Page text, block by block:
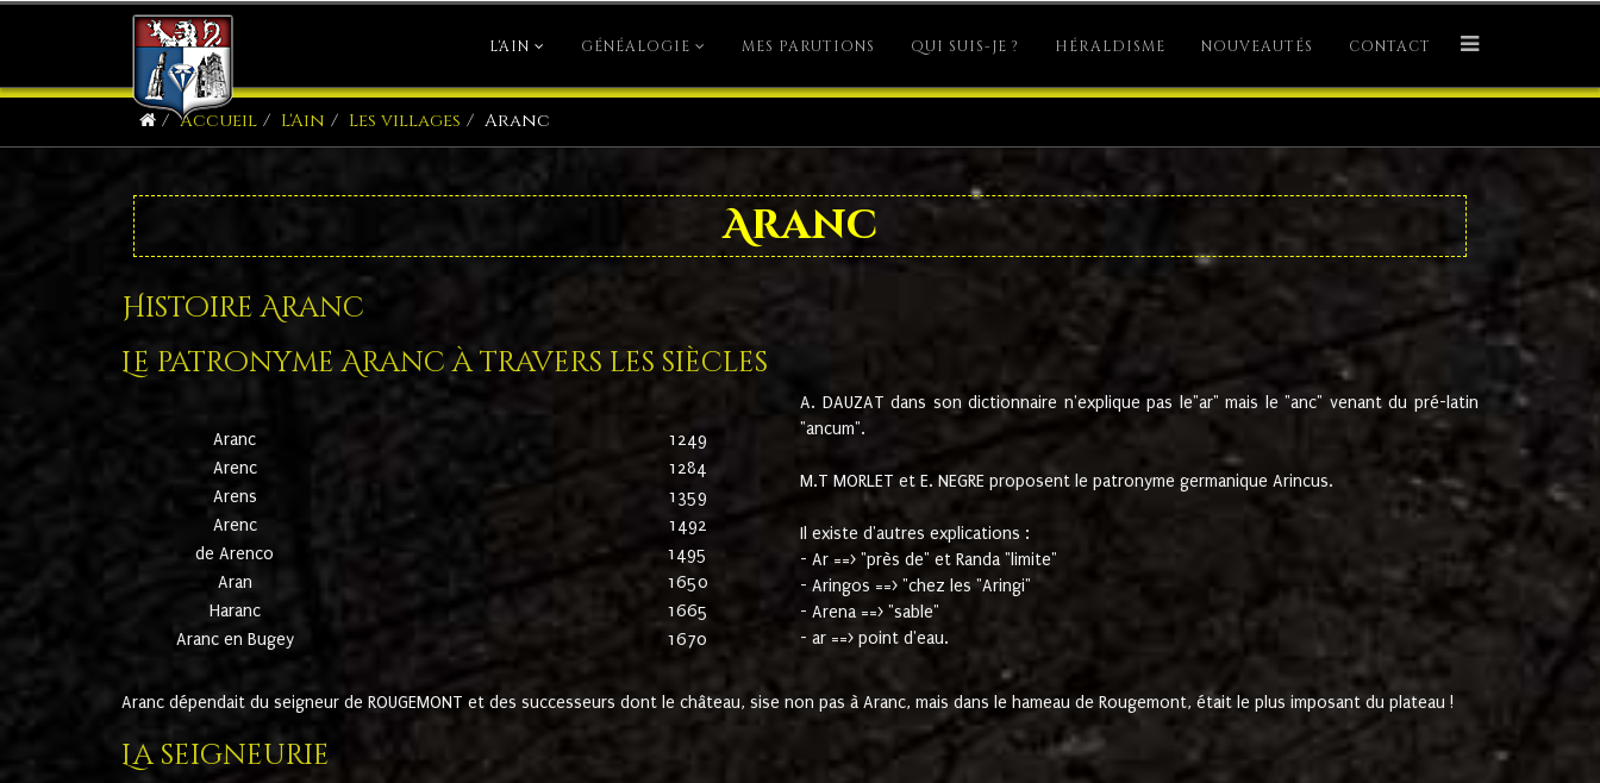
L'AIN GÉNÉALOGIE MES PARUTIONS QUI SUIS-JE ? HÉRALDISME NOUVEAUTÉS CONTACT
Accueil L'Ain Les villages Aranc
Aranc
Histoire Aranc
Le patronyme Aranc à travers les siècles
Aranc
1249
Arenc
1284
Arens
1359
Arenc
1492
de Arenco
1495
Aran
1650
Haranc
1665
Aranc en Bugey
1670
A. DAUZAT dans son dictionnaire n'explique pas le"ar" mais le "anc" venant du pré-latin
"ancum".
M.T MORLET et E. NEGRE proposent le patronyme germanique Arincus.
Il existe d'autres explications :
- Ar ==> "près de" et Randa "limite"
- Aringos ==> "chez les "Aringi"
- Arena ==> "sable"
- ar ==> point d'eau.
Aranc dépendait du seigneur de ROUGEMONT et des successeurs dont le château, sise non pas à Aranc, mais dans le hameau de Rougemont, était le plus imposant du plateau !
La seigneurie